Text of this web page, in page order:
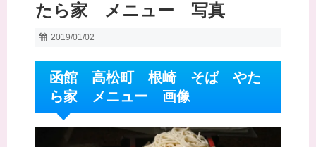
たら家 メニュー 写真
2019/01/02
函館 高松町 根崎 そば やた
ら家 メニュー 画像